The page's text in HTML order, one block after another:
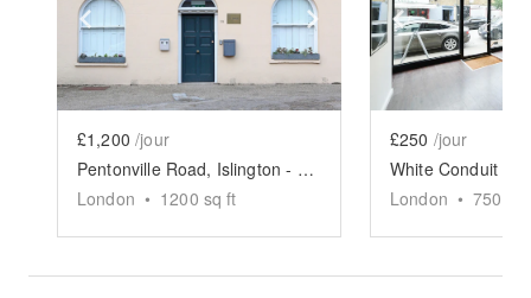
Show previous slide Show next slide
£1,200 /jour
Pentonville Road, Islington - The Georgian Townhouse
London • 1200 sq ft
Show
£250 /jour
White Conduit
London • 750